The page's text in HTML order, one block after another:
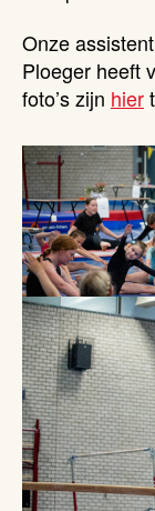
Onze
Ploeger heeft
foto’s zijn hier